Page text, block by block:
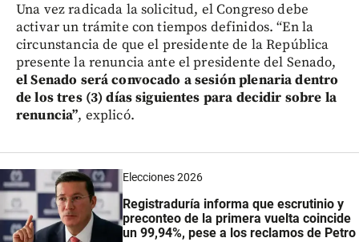
Una vez radicada la solicitud, el Congreso debe
activar un trámite con tiempos definidos. “En la
circunstancia de que el presidente de la República
presente la renuncia ante el presidente del Senado,
el Senado será convocado a sesión plenaria dentro
de los tres (3) días siguientes para decidir sobre la
renuncia”, explicó.
Elecciones 2026
Registraduría informa que escrutinio y
preconteo de la primera vuelta coincide
un 99,94%, pese a los reclamos de Petro